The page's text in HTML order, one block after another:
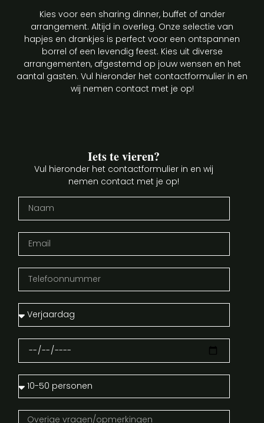
Iets te vieren?
Vul hieronder het contactformulier in en wij
nemen contact met je op!
Kies voor een sharing dinner, buffet of ander
arrangement. Altijd in overleg. Onze selectie van
hapjes en drankjes is perfect voor een ontspannen
borrel of een levendig feest. Kies uit diverse
arrangementen, afgestemd op jouw wensen en het
aantal gasten. Vul hieronder het contactformulier in en
wij nemen contact met je op!